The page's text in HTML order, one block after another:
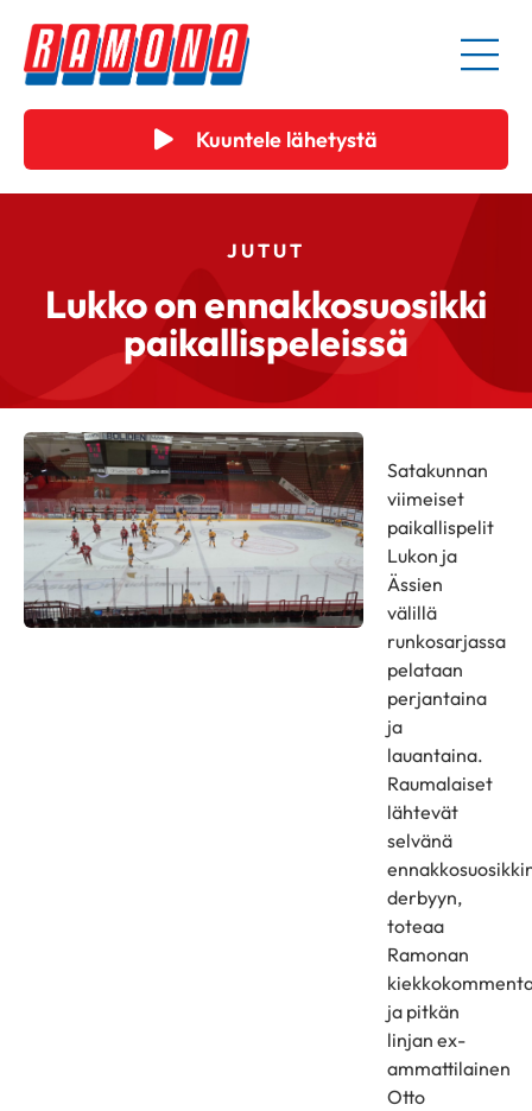
Kuuntele lähetystä
JUTUT
Lukko on ennakkosuosikki
paikallispeleissä
Satakunnan
viimeiset
paikallispelit
Lukon ja
Ässien
välillä
runkosarjassa
pelataan
perjantaina
ja
lauantaina.
Raumalaiset
lähtevät
selvänä
derbyyn,
toteaa
Ramonan
ja pitkän
linjan ex-
ammattilainen
Otto